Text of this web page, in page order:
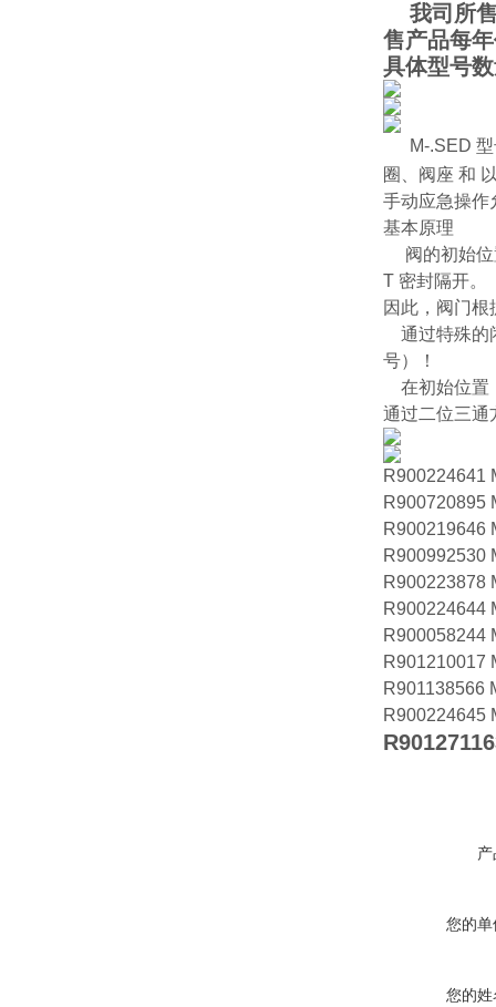
我司所售
售产品每
具体型号
M-.SED 型
圈、阀座 和
手动应急操作
基本原理
阀的初始位
T 密封隔开。
因此，阀门
通过特殊的
号）！
在初始位置
通过二位三通
R900224641
R900720895
R900219646
R900992530
R900223878
R900224644
R900058244
R901210017
R901138566
R900224645
您的
您的